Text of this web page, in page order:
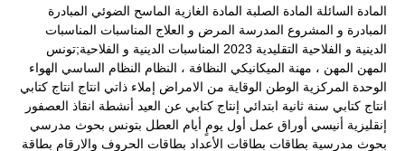
المادة السائلة المادة الصلبة المادة الغازية الماسح الضوئي المبادرة
المبادرة و المشروع المدرسة المرض و العلاج المناسبات المناسبات
الدينية و الفلاحية التقليدية 2023
المناسبات الدينية و الفلاحية;تونس
المهن المهن ، مهنة الميكانيكي النظافة ، النظام النظام الساسي الهواء
الوحدة المركزية الوطن الوقاية من الامراض إملاء ذاتي انتاج انتاج كتابي
انتاج كتابي سنة ثانية ابتدائي إنتاج كتابي عن العيد أنشطة انقاذ العصفور
إنقليزية أنيسي أوراق عمل أول يومٍ أيام العطل بتونس بحوث مدرسي
بحوث مدرسية بطاقات بطاقات الأعداد بطاقات الحروف والارقام بطاقة